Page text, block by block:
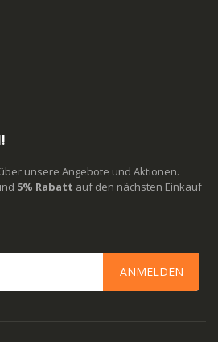
unsere Angebote und Aktionen.
5% Rabatt auf den nächsten Einkauf
ANMELDEN